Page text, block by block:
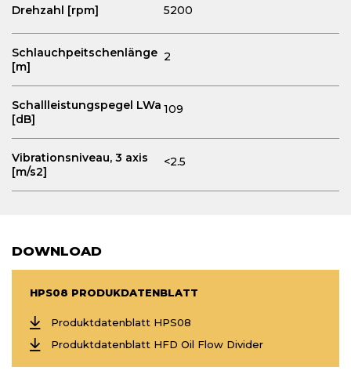
Drehzahl [rpm] 5200
Schlauchpeitschenlänge
[m]
2
Schallleistungspegel LWa
[dB]
109
Vibrationsniveau, 3 axis
[m/s2]
<2.5
DOWNLOAD
HPS08 PRODUKDATENBLATT
Produktdatenblatt HPS08
Produktdatenblatt HFD Oil Flow Divider